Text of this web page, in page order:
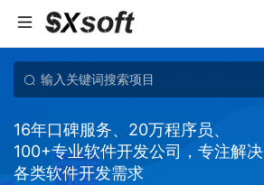
16年口碑服务、20万程序员、
100+专业软件开发公司，专注解决
各类软件开发需求